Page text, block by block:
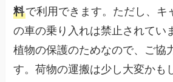
料で利用できます。ただし、キ
の車の乗り入れは禁止されてい
植物の保護のためなので、ご協
す。荷物の運搬は少し大変かも